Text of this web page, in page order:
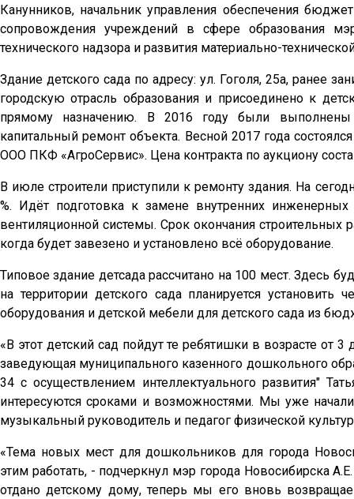
Канунников, начальник управления обеспечения
сопровождения учреждений в сфере образования
технического надзора и развития материально-
Здание детского сада по адресу: ул. Гоголя, 25а, ранее
городскую отрасль образования и присоединено к
прямому назначению. В 2016 году были выполнены
капитальный ремонт объекта. Весной 2017 года
ООО ПКФ «АгроСервис». Цена контракта по аукциону
В июле строители приступили к ремонту здания. На
%. Идёт подготовка к замене внутренних
вентиляционной системы. Срок окончания строительных
когда будет завезено и установлено всё оборудование.
Типовое здание детсада рассчитано на 100 мест. Здесь
на территории детского сада планируется
оборудования и детской мебели для детского сада из
«В этот детский сад пойдут те ребятишки в возрасте от
заведующая муниципального казенного дошкольного
34 с осуществлением интеллектуального развития"
интересуются сроками и возможностями. Мы уже
музыкальный руководитель и педагог физической
«Тема новых мест для дошкольников для города
этим работать, - подчеркнул мэр города Новосибирска
отдано детскому дому, теперь мы его вновь